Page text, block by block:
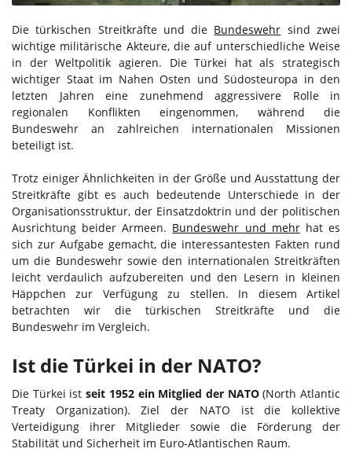
Die türkischen Streitkräfte und die Bundeswehr sind zwei
wichtige militärische Akteure, die auf unterschiedliche Weise
in der Weltpolitik agieren. Die Türkei hat als strategisch
wichtiger Staat im Nahen Osten und Südosteuropa in den
letzten Jahren eine zunehmend aggressivere Rolle in
regionalen Konflikten eingenommen, während die
Bundeswehr an zahlreichen internationalen Missionen
beteiligt ist.
Trotz einiger Ähnlichkeiten in der Größe und Ausstattung der
Streitkräfte gibt es auch bedeutende Unterschiede in der
Organisationsstruktur, der Einsatzdoktrin und der politischen
Ausrichtung beider Armeen. Bundeswehr und mehrhat es
sich zur Aufgabe gemacht, die interessantesten Fakten rund
um die Bundeswehr sowie den internationalen Streitkräften
leicht verdaulich aufzubereiten und den Lesern in kleinen
Häppchen zur Verfügung zu stellen. In diesem Artikel
betrachten wir die türkischen Streitkräfte und die
Bundeswehr im Vergleich.
Ist die Türkei in der NATO?
Die Türkei istseit 1952 ein Mitglied der NATO(North Atlantic
Treaty Organization). Ziel der NATO ist die kollektive
Verteidigung ihrer Mitglieder sowie die Förderung der
Stabilität und Sicherheit im Euro-Atlantischen Raum.